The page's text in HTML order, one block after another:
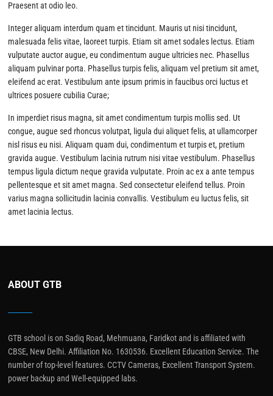
Praesent at odio leo.
Integer aliquam interdum quam et tincidunt. Mauris ut nisi tincidunt,
malesuada felis vitae, laoreet turpis. Etiam sit amet sodales lectus. Etiam
vulputate auctor augue, eu condimentum augue ultricies nec. Phasellus
aliquam pulvinar porta. Phasellus turpis felis, aliquam vel pretium sit amet,
eleifend ac erat. Vestibulum ante ipsum primis in faucibus orci luctus et
ultrices posuere cubilia Curae;
In imperdiet risus magna, sit amet condimentum turpis mollis sed. Ut
congue, augue sed rhoncus volutpat, ligula dui aliquet felis, at ullamcorper
nisl risus eu nisi. Aliquam quam dui, condimentum et turpis et, pretium
gravida augue. Vestibulum lacinia rutrum nisi vitae vestibulum. Phasellus
tempus ligula dictum neque gravida vulputate. Proin ac ex a ante tempus
pellentesque et sit amet magna. Sed consectetur eleifend tellus. Proin
varius magna sollicitudin lacinia convallis. Vestibulum eu luctus felis, sit
amet lacinia lectus.
ABOUT GTB
GTB school is on Sadiq Road, Mehmuana, Faridkot and is affiliated with
CBSE, New Delhi. Affiliation No. 1630536. Excellent Education Service. The
number of top-level features. CCTV Cameras, Excellent Transport System.
power backup and Well-equipped labs.